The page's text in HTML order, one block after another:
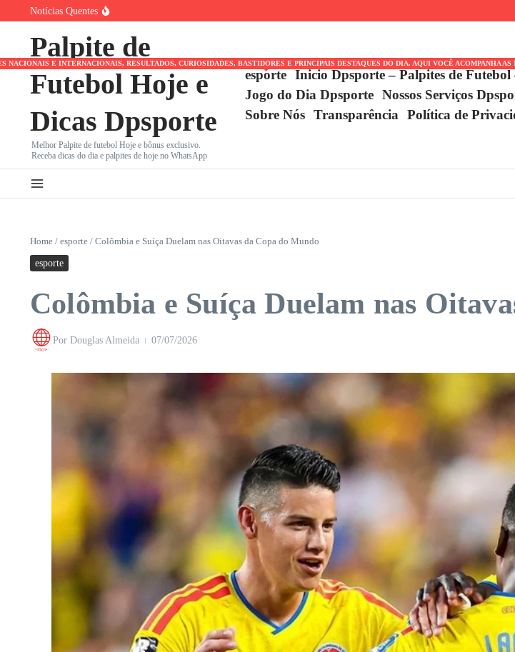
Ir para o conteúdo
Notícias Quentes
Cuiabá x Fortaleza pela Série B: Dourado Luta Contra Má
Marcos Antônio do São Paulo Chora Após Derrota para o
Palpite de
Futebol Hoje e
Dicas Dpsporte
Melhor Palpite de futebol Hoje e bônus exclusivo.
Receba dicas do dia e palpites de hoje no WhatsApp
esporte
E INTERNACIONAIS, RESULTADOS, CURIOSIDADES, BASTIDORES E PRINCIPAIS DESTAQUES DO DIA. AQUI VOCÊ
Inicio Dpsporte – Palpites de Futebol
Jogo do Dia Dpsporte Nossos Serviços
Sobre Nós Transparência Política de
Home / esporte / Colômbia e Suíça Duelam nas Oitavas da Copa do Mundo
esporte
Colômbia e Suíça Duelam nas
Por Douglas Almeida 07/07/2026